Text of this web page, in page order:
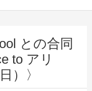
との合同
to アリ
）〉